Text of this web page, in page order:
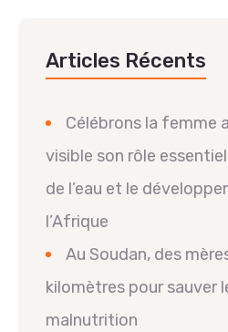
Articles Récents
Célébrons la femme
visible son rôle
de l’eau et le
l’Afrique
Au Soudan, des
kilomètres pour sauver
malnutrition